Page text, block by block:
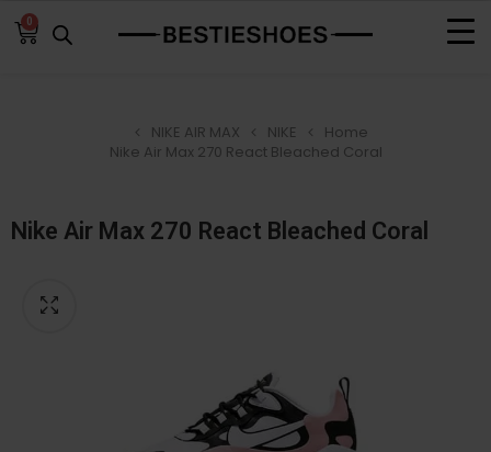
0
Home
NIKE
NIKE AIR MAX
Nike Air Max 270 React Bleached Coral
Nike Air Max 270 React Bleached Coral